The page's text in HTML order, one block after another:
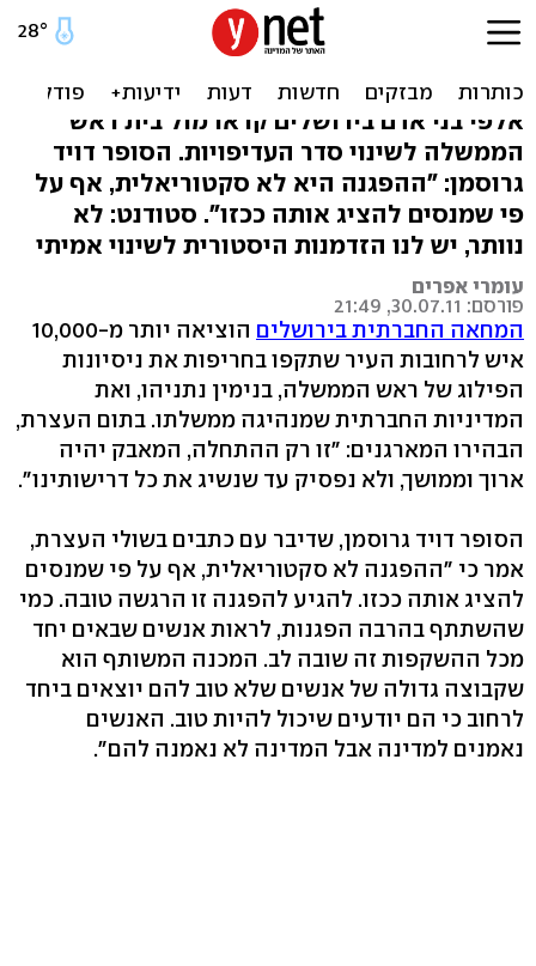
גרוסמן: העם נאמן למדינה,
המדינה לא נאמנה
אלפי בני אדם בירושלים קראו מול בית ראש
הממשלה לשינוי סדר העדיפויות. הסופר דויד
גרוסמן: "ההפגנה היא לא סקטוריאלית, אף על
פי שמנסים להציג אותה ככזו". סטודנט: לא
נוותר, יש לנו הזדמנות היסטורית לשינוי אמיתי
עומרי אפרים
פורסם: 30.07.11, 21:49
המחאה החברתית בירושלים
הוציאה יותר מ-10,000
איש לרחובות העיר שתקפו בחריפות את ניסיונות
הפילוג של ראש הממשלה, בנימין נתניהו, ואת
המדיניות החברתית שמנהיגה ממשלתו. בתום העצרת,
הבהירו המארגנים: "זו רק ההתחלה, המאבק יהיה
ארוך וממושך, ולא נפסיק עד שנשיג את כל דרישותינו".
הסופר דויד גרוסמן, שדיבר עם כתבים בשולי העצרת,
אמר כי "ההפגנה לא סקטוריאלית, אף על פי שמנסים
להציג אותה ככזו. להגיע להפגנה זו הרגשה טובה. כמי
שהשתתף בהרבה הפגנות, לראות אנשים שבאים יחד
מכל ההשקפות זה שובה לב. המכנה המשותף הוא
שקבוצה גדולה של אנשים שלא טוב להם יוצאים ביחד
לרחוב כי הם יודעים שיכול להיות טוב. האנשים
נאמנים למדינה אבל המדינה לא נאמנה להם".